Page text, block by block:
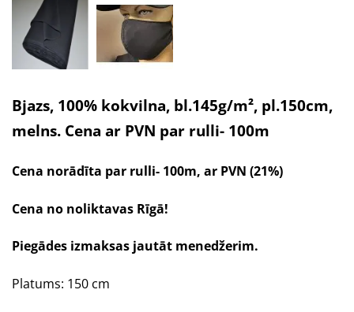
Bjazs, 100% kokvilna, bl.145g/m², pl.150cm,
melns. Cena ar PVN par rulli- 100m
Cena norādīta par rulli- 100m, ar PVN (21%)
Cena no noliktavas Rīgā!
Piegādes izmaksas jautāt menedžerim.
Platums: 150 cm